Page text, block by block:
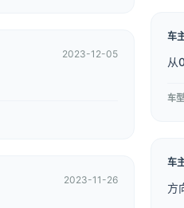
2023-12-05
2023-11-26
车
从
车
车
方